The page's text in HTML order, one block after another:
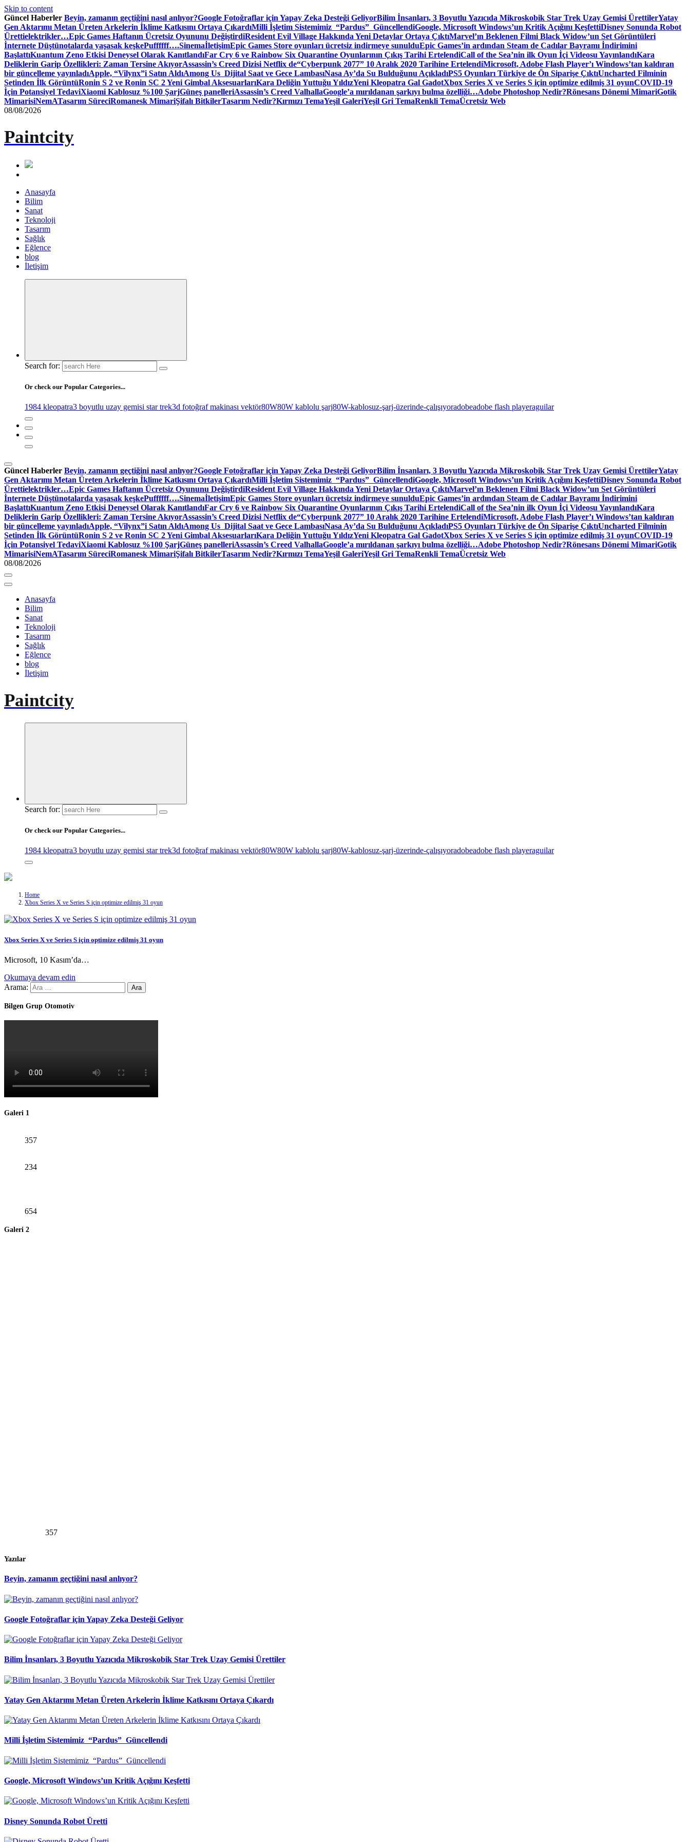
Skip to content
Güncel Haberler Beyin, zamanın geçtiğini nasıl anlıyor?Google Fotoğraflar için Yapay Zeka Desteği GeliyorBilim İnsanları, 3 Boyutlu Yazıcıda Mikroskobik Star Trek Uzay Gemisi ÜrettilerYatay
Gen Aktarımı Metan Üreten Arkelerin İklime Katkısını Ortaya ÇıkardıMilli İşletim Sistemimiz “Pardus” GüncellendiGoogle, Microsoft Windows’un Kritik Açığını KeşfettiDisney Sonunda Robot
Ürettielektrikler…Epic Games Haftanın Ücretsiz Oyununu DeğiştirdiResident Evil Village Hakkında Yeni Detaylar Ortaya ÇıktıMarvel’ın Beklenen Filmi Black Widow’un Set Görüntüleri
İnternete Düştünotalarda yaşasak keşkePuffffff….SinemaİletişimEpic Games Store oyunları ücretsiz indirmeye sunulduEpic Games’in ardından Steam de Cadılar Bayramı İndirimini
BaşlattıKuantum Zeno Etkisi Deneysel Olarak KanıtlandıFar Cry 6 ve Rainbow Six Quarantine Oyunlarının Çıkış Tarihi ErtelendiCall of the Sea’nin ilk Oyun İçi Videosu YayınlandıKara
Deliklerin Garip Özellikleri: Zaman Tersine AkıyorAssassin’s Creed Dizisi Netflix de“Cyberpunk 2077” 10 Aralık 2020 Tarihine ErtelendiMicrosoft, Adobe Flash Player’ı Windows’tan kaldıran
bir güncelleme yayınladıApple, “Vilynx”i Satın AldıAmong Us Dijital Saat ve Gece LambasıNasa Ay’da Su Bulduğunu AçıkladıPS5 Oyunları Türkiye de Ön Siparişe ÇıktıUncharted Filminin
Setinden İlk GörüntüRonin S 2 ve Ronin SC 2 Yeni Gimbal AksesuarlarıKara Deliğin Yuttuğu YıldızYeni Kleopatra Gal GadotXbox Series X ve Series S için optimize edilmiş 31 oyunCOVID-19
İçin Potansiyel TedaviXiaomi Kablosuz %100 ŞarjGüneş panelleriAssassin’s Creed ValhallaGoogle’a mırıldanan şarkıyı bulma özelliği…Adobe Photoshop Nedir?Rönesans Dönemi MimariGotik
MimarisiNemATasarım SüreciRomanesk MimariŞifalı BitkilerTasarım Nedir?Kırmızı TemaYeşil GaleriYeşil Gri TemaRenkli TemaÜcretsiz Web
08/08/2026
Paintcity
Anasayfa
Bilim
Sanat
Teknoloji
Tasarım
Sağlık
Eğlence
blog
İletişim
Search for:
Or check our Popular Categories...
1984 kleopatra3 boyutlu uzay gemisi star trek3d fotoğraf makinası vektör80W80W kablolu şarj80W-kablosuz-şarj-üzerinde-çalışıyoradobeadobe flash playeraguilar
Güncel Haberler Beyin, zamanın geçtiğini nasıl anlıyor?Google Fotoğraflar için Yapay Zeka Desteği GeliyorBilim İnsanları, 3 Boyutlu Yazıcıda Mikroskobik Star Trek Uzay Gemisi ÜrettilerYatay
Gen Aktarımı Metan Üreten Arkelerin İklime Katkısını Ortaya ÇıkardıMilli İşletim Sistemimiz “Pardus” GüncellendiGoogle, Microsoft Windows’un Kritik Açığını KeşfettiDisney Sonunda Robot
Ürettielektrikler…Epic Games Haftanın Ücretsiz Oyununu DeğiştirdiResident Evil Village Hakkında Yeni Detaylar Ortaya ÇıktıMarvel’ın Beklenen Filmi Black Widow’un Set Görüntüleri
İnternete Düştünotalarda yaşasak keşkePuffffff….SinemaİletişimEpic Games Store oyunları ücretsiz indirmeye sunulduEpic Games’in ardından Steam de Cadılar Bayramı İndirimini
BaşlattıKuantum Zeno Etkisi Deneysel Olarak KanıtlandıFar Cry 6 ve Rainbow Six Quarantine Oyunlarının Çıkış Tarihi ErtelendiCall of the Sea’nin ilk Oyun İçi Videosu YayınlandıKara
Deliklerin Garip Özellikleri: Zaman Tersine AkıyorAssassin’s Creed Dizisi Netflix de“Cyberpunk 2077” 10 Aralık 2020 Tarihine ErtelendiMicrosoft, Adobe Flash Player’ı Windows’tan kaldıran
bir güncelleme yayınladıApple, “Vilynx”i Satın AldıAmong Us Dijital Saat ve Gece LambasıNasa Ay’da Su Bulduğunu AçıkladıPS5 Oyunları Türkiye de Ön Siparişe ÇıktıUncharted Filminin
Setinden İlk GörüntüRonin S 2 ve Ronin SC 2 Yeni Gimbal AksesuarlarıKara Deliğin Yuttuğu YıldızYeni Kleopatra Gal GadotXbox Series X ve Series S için optimize edilmiş 31 oyunCOVID-19
İçin Potansiyel TedaviXiaomi Kablosuz %100 ŞarjGüneş panelleriAssassin’s Creed ValhallaGoogle’a mırıldanan şarkıyı bulma özelliği…Adobe Photoshop Nedir?Rönesans Dönemi MimariGotik
MimarisiNemATasarım SüreciRomanesk MimariŞifalı BitkilerTasarım Nedir?Kırmızı TemaYeşil GaleriYeşil Gri TemaRenkli TemaÜcretsiz Web
08/08/2026
Anasayfa
Bilim
Sanat
Teknoloji
Tasarım
Sağlık
Eğlence
blog
İletişim
Paintcity
Search for:
Or check our Popular Categories...
1984 kleopatra3 boyutlu uzay gemisi star trek3d fotoğraf makinası vektör80W80W kablolu şarj80W-kablosuz-şarj-üzerinde-çalışıyoradobeadobe flash playeraguilar
Home
Xbox Series X ve Series S için optimize edilmiş 31 oyun
Xbox Series X ve Series S için optimize edilmiş 31 oyun
Microsoft, 10 Kasım’da…
Okumaya devam edin
Arama:
Bilgen Grup Otomotiv
Galeri 1
357
234
654
Galeri 2
357
Yazılar
Beyin, zamanın geçtiğini nasıl anlıyor?
Google Fotoğraflar için Yapay Zeka Desteği Geliyor
Bilim İnsanları, 3 Boyutlu Yazıcıda Mikroskobik Star Trek Uzay Gemisi Ürettiler
Yatay Gen Aktarımı Metan Üreten Arkelerin İklime Katkısını Ortaya Çıkardı
Milli İşletim Sistemimiz “Pardus” Güncellendi
Google, Microsoft Windows’un Kritik Açığını Keşfetti
Disney Sonunda Robot Üretti